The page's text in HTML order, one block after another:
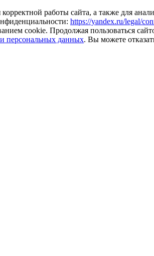
работы сайта, а также для
https://yandex.ru/legal/
cookie. Продолжая пользоваться
персональных данных. Вы можете